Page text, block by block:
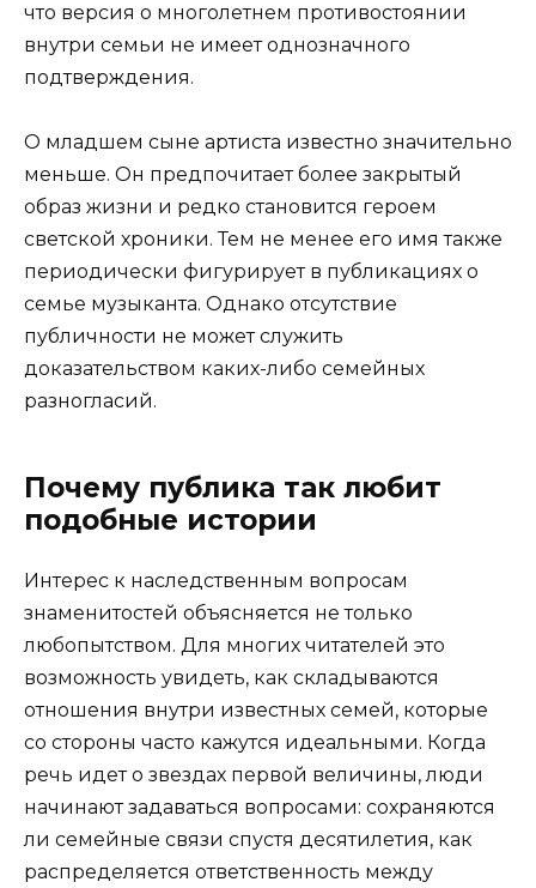
что версия о многолетнем противостоянии
внутри семьи не имеет однозначного
подтверждения.
О младшем сыне артиста известно значительно
меньше. Он предпочитает более закрытый
образ жизни и редко становится героем
светской хроники. Тем не менее его имя также
периодически фигурирует в публикациях о
семье музыканта. Однако отсутствие
публичности не может служить
доказательством каких-либо семейных
разногласий.
Почему публика так любит
подобные истории
Интерес к наследственным вопросам
знаменитостей объясняется не только
любопытством. Для многих читателей это
возможность увидеть, как складываются
отношения внутри известных семей, которые
со стороны часто кажутся идеальными. Когда
речь идет о звездах первой величины, люди
начинают задаваться вопросами: сохраняются
ли семейные связи спустя десятилетия, как
распределяется ответственность между